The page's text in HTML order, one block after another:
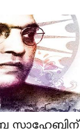
സാഹേബിന്